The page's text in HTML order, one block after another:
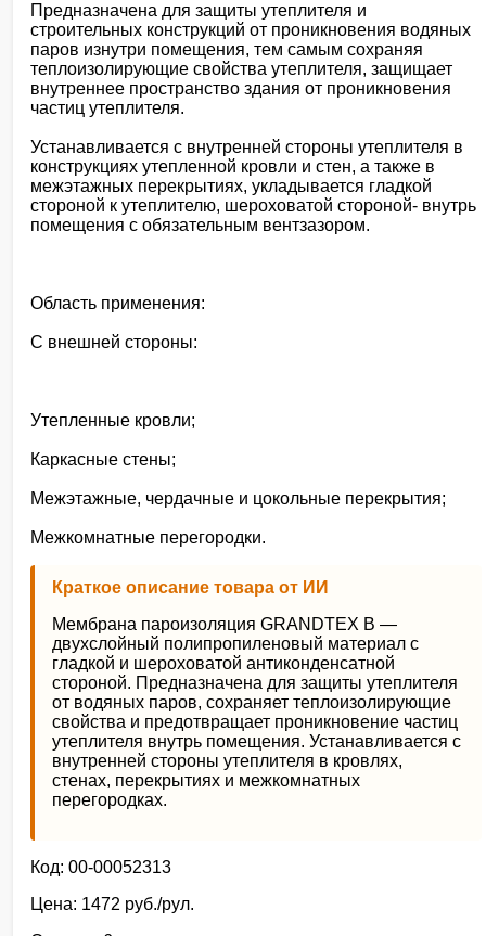
Предназначена для защиты утеплителя и
строительных конструкций от проникновения водяных
паров изнутри помещения, тем самым сохраняя
теплоизолирующие свойства утеплителя, защищает
внутреннее пространство здания от проникновения
частиц утеплителя.
Устанавливается с внутренней стороны утеплителя в
конструкциях утепленной кровли и стен, а также в
межэтажных перекрытиях, укладывается гладкой
стороной к утеплителю, шероховатой стороной- внутрь
помещения с обязательным вентзазором.
Область применения:
С внешней стороны:
Утепленные кровли;
Каркасные стены;
Межэтажные, чердачные и цокольные перекрытия;
Межкомнатные перегородки.
Краткое описание товара от ИИ
Мембрана пароизоляция GRANDTEX B —
двухслойный полипропиленовый материал с
гладкой и шероховатой антиконденсатной
стороной. Предназначена для защиты утеплителя
от водяных паров, сохраняет теплоизолирующие
свойства и предотвращает проникновение частиц
утеплителя внутрь помещения. Устанавливается с
внутренней стороны утеплителя в кровлях,
стенах, перекрытиях и межкомнатных
перегородках.
Код: 00-00052313
Цена: 1472 руб./рул.